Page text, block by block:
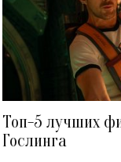
Топ-5 лучших
Гослинга